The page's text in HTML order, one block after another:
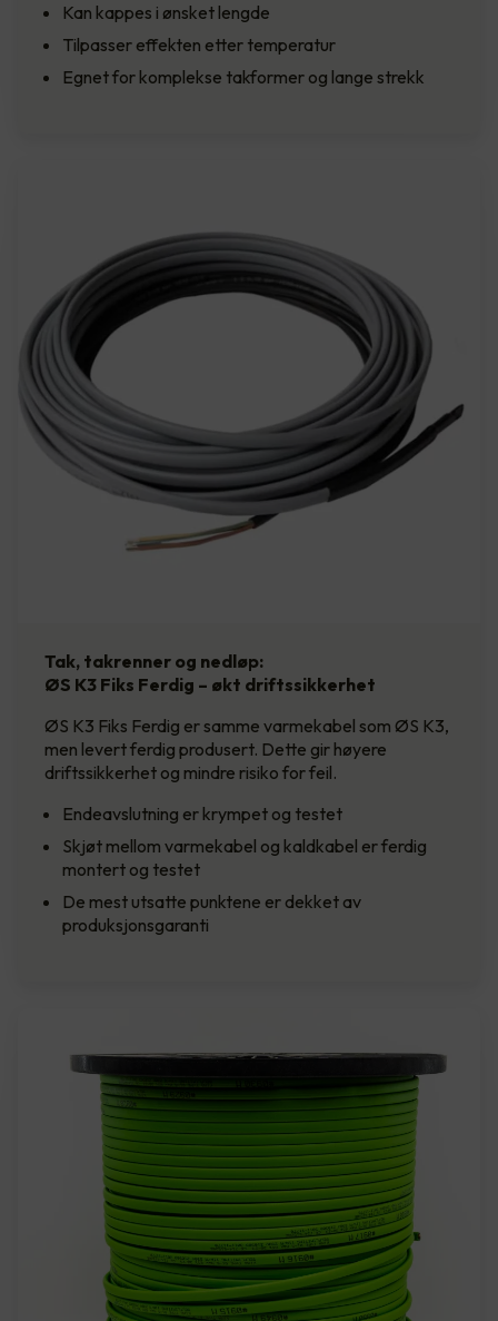
Kan kappes i ønsket lengde
Tilpasser effekten etter temperatur
Egnet for komplekse takformer og lange strekk
Tak, takrenner og nedløp:
ØS K3 Fiks Ferdig – økt driftssikkerhet
ØS K3 Fiks Ferdig er samme varmekabel som ØS K3,
men levert ferdig produsert. Dette gir høyere
driftssikkerhet og mindre risiko for feil.
Endeavslutning er krympet og testet
Skjøt mellom varmekabel og kaldkabel er ferdig
montert og testet
De mest utsatte punktene er dekket av
produksjonsgaranti